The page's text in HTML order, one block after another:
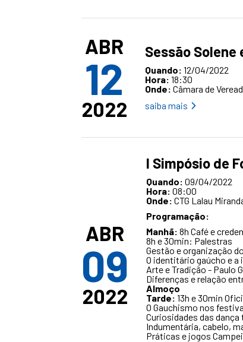
ABR
12
2022
Sessão Solene
Quando: 12/04/2022
Hora: 18:30
Onde: Câmara de
saiba mais
ABR
09
2022
I Simpósio de
Quando: 09/04/2022
Hora: 08:00
Onde: CTG Lalau
Programação:
Manhã: 8h Café e
8h e 30min: Palestras
Gestão e organização
O identitário gaúcho e
Arte e Tradição - Paulo
Diferenças e relação
Almoço
Tarde: 13h e 30min
O Gauchismo nos
Curiosidades das
Indumentária, cabelo,
Práticas e jogos